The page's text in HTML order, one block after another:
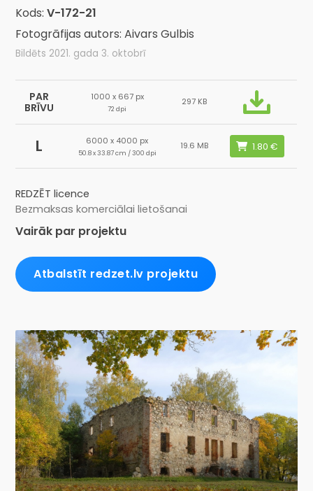
Kods:V-172-21
Fotogrāfijas autors: Aivars Gulbis
Bildēts 2021. gada 3. oktobrī
PAR
BRĪVU
1000 x 667 px
72 dpi
297 KB
L 6000 x 4000 px
50.8 x 33.87 cm / 300 dpi
19.6 MB
REDZĒT licence
Bezmaksas komerciālai lietošanai
Vairāk par projektu
Atbalstīt redzet.lv projektu